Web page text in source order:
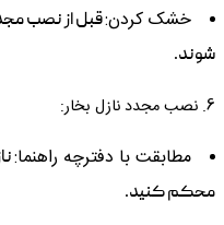
خشک کردن:قبل از نصب
شوند.
6. نصب مجدد نازل بخار:
مطابقت با دفترچه راهنما:
محکم کنید.